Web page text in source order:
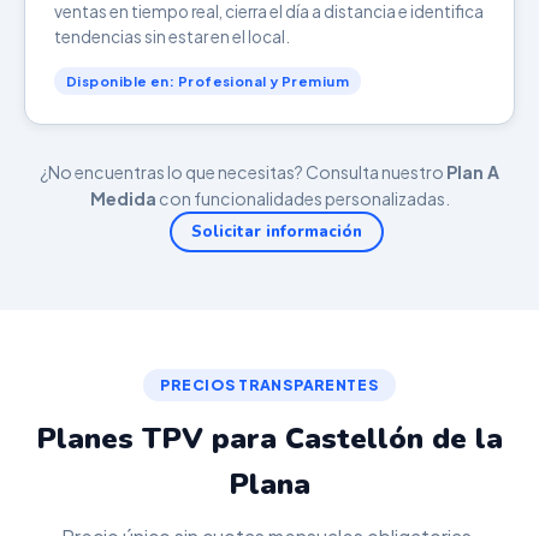
ventas en tiempo real, cierra el día a distancia e identifica
tendencias sin estar en el local.
Disponible en: Profesional y Premium
¿No encuentras lo que necesitas? Consulta nuestro Plan A
Medida con funcionalidades personalizadas.
Solicitar información
PRECIOS TRANSPARENTES
Planes TPV para Castellón de la
Plana